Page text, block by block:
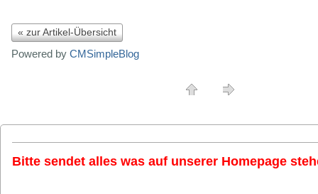
« zur Artikel-Übersicht
Powered by CMSimpleBlog
Bitte sendet alles was auf unserer Homepage